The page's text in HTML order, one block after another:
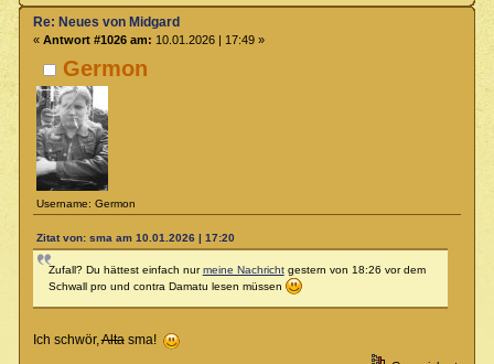
Germon
Username: Germon
Re: Neues von Midgard
« Antwort #1026 am: 10.01.2026 | 17:49 »
Zitat von: sma am 10.01.2026 | 17:20
Zufall? Du hättest einfach nurmeine Nachrichtgestern von 18:26 vor dem
Schwall pro und contra Damatu lesen müssen
Ich schwör,Altasma!